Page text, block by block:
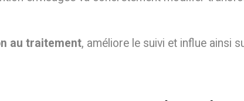
au traitement, améliore le suivi et influe ainsi